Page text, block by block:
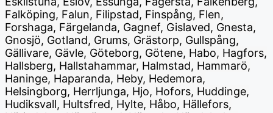
Falköping, Falun, Filipstad, Finspång, Flen,
Forshaga, Färgelanda, Gagnef, Gislaved, Gnesta,
Gnosjö, Gotland, Grums, Grästorp, Gullspång,
Gällivare, Gävle, Göteborg, Götene, Habo, Hagfors,
Hallsberg, Hallstahammar, Halmstad, Hammarö,
Haninge, Haparanda, Heby, Hedemora,
Helsingborg, Herrljunga, Hjo, Hofors, Huddinge,
Hudiksvall, Hultsfred, Hylte, Håbo, Hällefors,